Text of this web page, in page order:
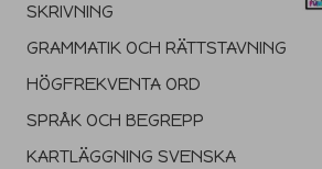
SKRIVNING
GRAMMATIK OCH RÄTTSTAVNING
HÖGFREKVENTA ORD
SPRÅK OCH BEGREPP
KARTLÄGGNING SVENSKA